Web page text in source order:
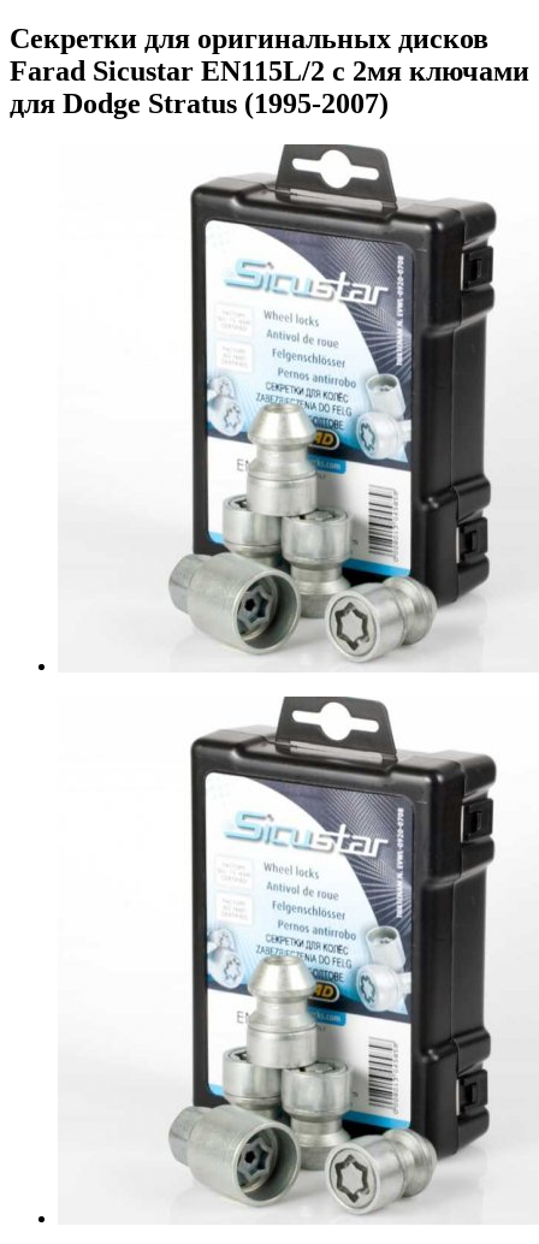
Секретки для оригинальных дисков
Farad Sicustar EN115L/2 с 2мя ключами
для Dodge Stratus (1995-2007)